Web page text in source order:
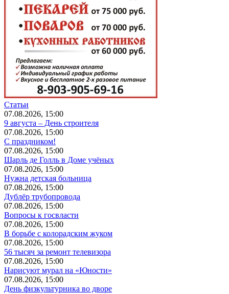
Статьи
07.08.2026, 15:00
9 августа – День строителя
07.08.2026, 15:00
С праздником!
07.08.2026, 15:00
Шарль де Голль в Доме учёных
07.08.2026, 15:00
Нужна детская больница
07.08.2026, 15:00
Дублёр трубопровода
07.08.2026, 15:00
Вопросы к госвласти
07.08.2026, 15:00
В борьбе с колорадским жуком
07.08.2026, 15:00
56 тысяч за ремонт телевизора
07.08.2026, 15:00
Нарисуют мурал на «Юности»
07.08.2026, 15:00
День физкультурника во дворе